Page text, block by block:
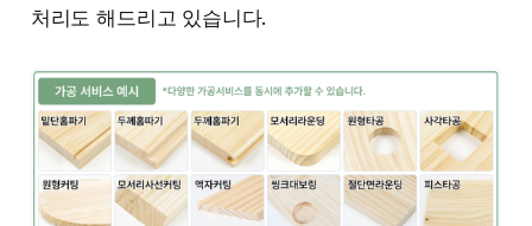
처리도 해드리고 있습니다.